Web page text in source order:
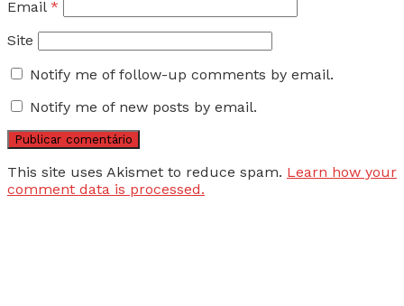
Email *
Site
Notify me of follow-up comments by email.
Notify me of new posts by email.
This site uses Akismet to reduce spam. Learn how your
comment data is processed.